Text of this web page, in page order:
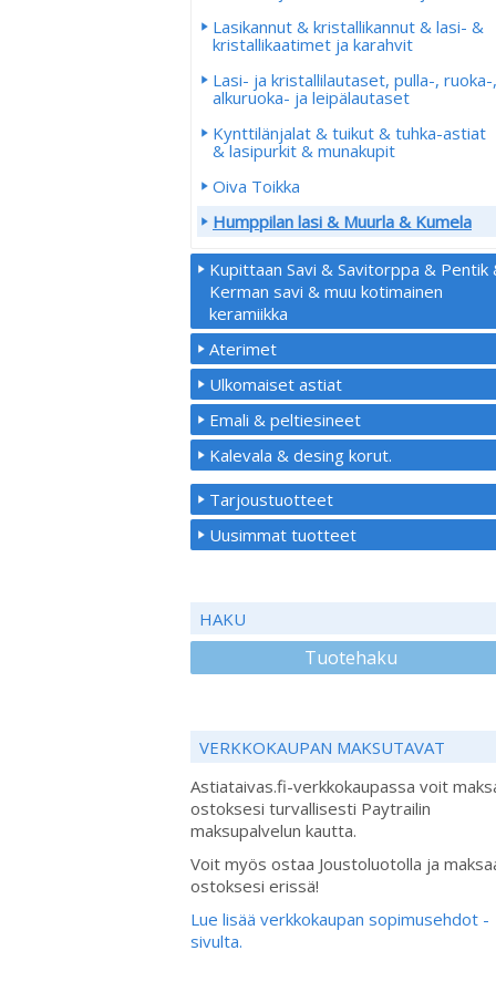
Lasikannut & kristallikannut & lasi- &
kristallikaatimet ja karahvit
Lasi- ja kristallilautaset, pulla-, ruoka-,
alkuruoka- ja leipälautaset
Kynttilänjalat & tuikut & tuhka-astiat
& lasipurkit & munakupit
Oiva Toikka
Humppilan lasi & Muurla & Kumela
Kupittaan Savi & Savitorppa & Pentik
Kerman savi & muu kotimainen
keramiikka
Aterimet
Ulkomaiset astiat
Emali & peltiesineet
Kalevala & desing korut.
Tarjoustuotteet
Uusimmat tuotteet
HAKU
Tuotehaku
VERKKOKAUPAN MAKSUTAVAT
Astiataivas.fi-verkkokaupassa voit
ostoksesi turvallisesti Paytrailin
maksupalvelun kautta.
Voit myös ostaa Joustoluotolla ja
ostoksesi erissä!
Lue lisää verkkokaupan sopimusehdot -
sivulta.